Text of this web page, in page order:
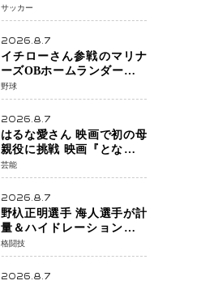
スポル加入 世界サッカーは
「五大リーグ一強」から新
時代へ
サッカー
2026.8.7
イチローさん参戦のマリナ
ーズOBホームランダービー
が無料生配信 北米ならで
はの“魅せる興行”に世界が
注目
野球
2026.8.7
はるな愛さん 映画で初の母
親役に挑戦 映画『となりの
とらんす少女ちゃん』11月7
日公開 未来の自分との対話
を描く注目作
芸能
2026.8.7
野杁正明選手 海人選手が計
量＆ハイドレーションテス
トをクリア「ONE
SAMURAI 2」決戦へ万全の
準備整う
格闘技
2026.8.7